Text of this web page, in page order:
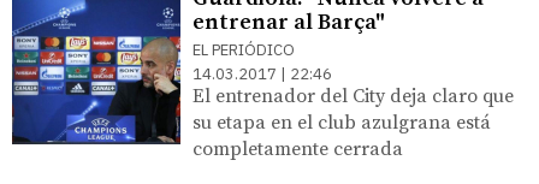
entrenar al Barça"
EL PERIÓDICO
14.03.2017 | 22:46
El entrenador del City deja claro que
su etapa en el club azulgrana está
completamente cerrada